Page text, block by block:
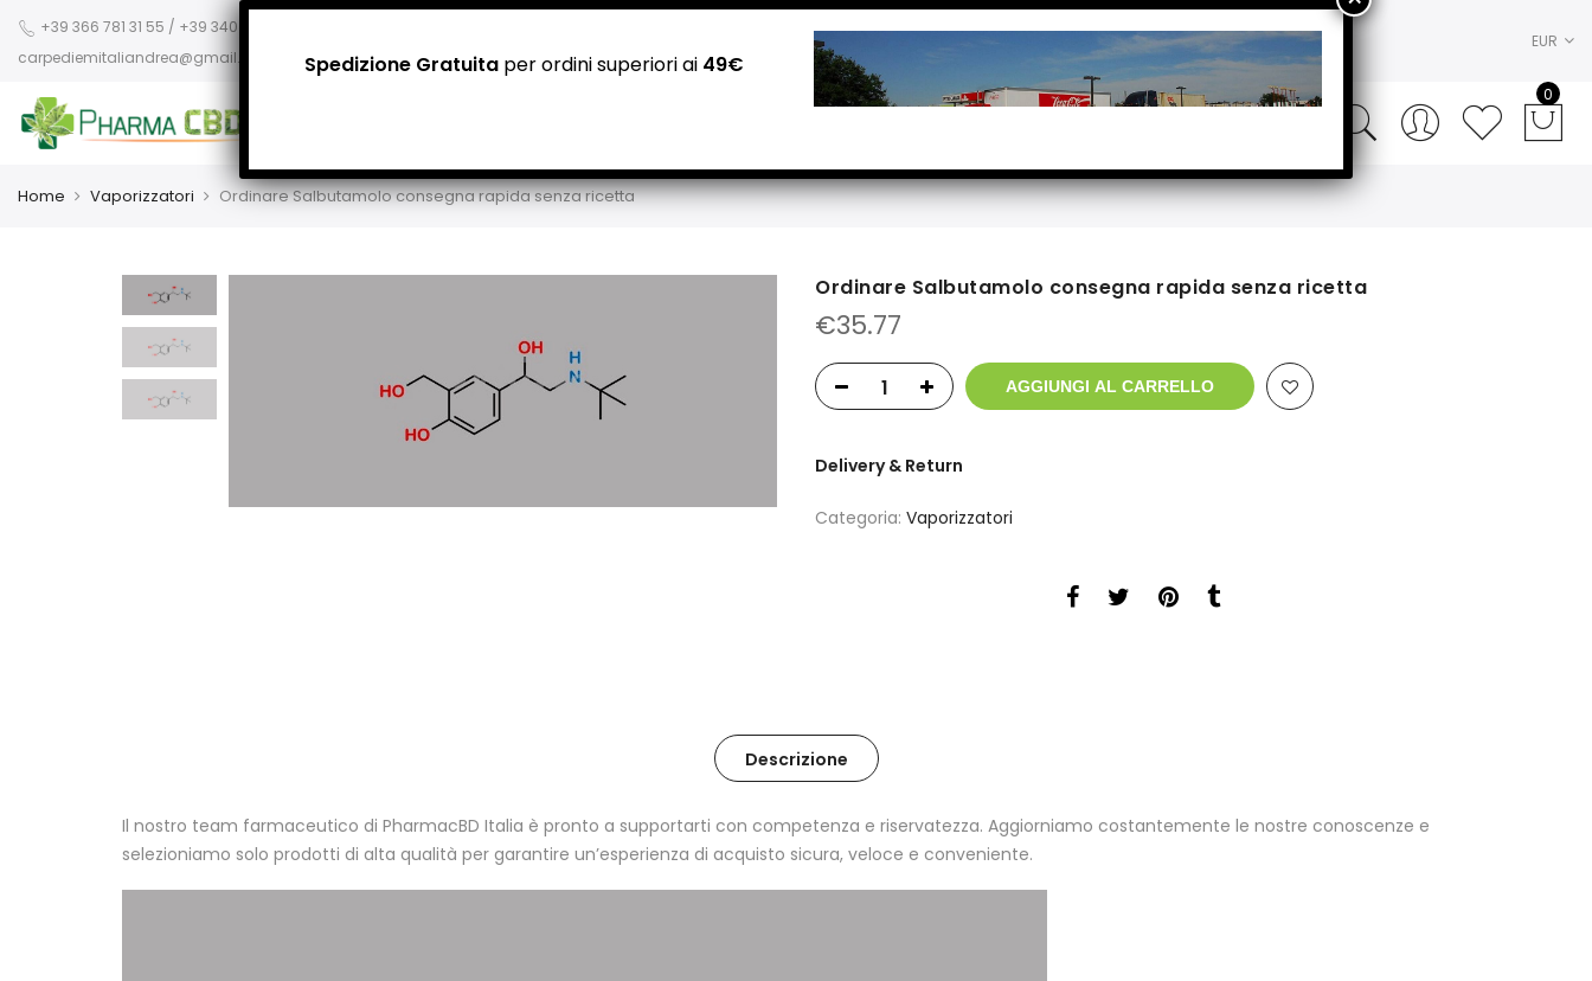
+39 366 781 31 55 / +39 340 942 8400
carpediemitaliandrea@gmail.com
NEGOZI PADOVA: Via Guizza Conselvana, 38a
Attivo distributore automatico cannabis H24
EUR
0
Home Vaporizzatori Ordinare Salbutamolo consegna rapida senza ricetta
Ordinare Salbutamolo consegna rapida senza ricetta
€35.77
AGGIUNGI AL CARRELLO
Delivery & Return
Categoria: Vaporizzatori
Descrizione
Il nostro team farmaceutico di PharmacBD Italia è pronto a supportarti con competenza e riservatezza. Aggiorniamo costantemente le nostre conoscenze e
selezioniamo solo prodotti di alta qualità per garantire un’esperienza di acquisto sicura, veloce e conveniente.
Spedizione Gratuitaper ordini superiori ai 49€